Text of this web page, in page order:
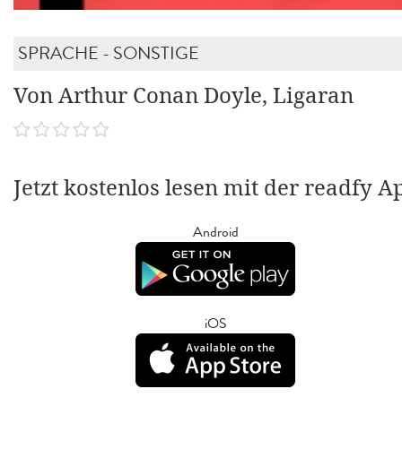
SPRACHE - SONSTIGE
Von Arthur Conan Doyle, Ligaran
Jetzt kostenlos lesen mit der readfy
Android
iOS